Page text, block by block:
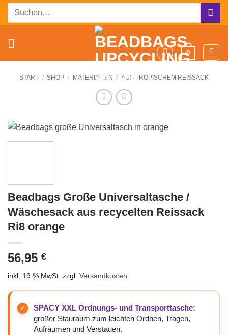
ZumSuchen
0
START / SHOP / MATERIALIEN / AUS TROPISCHEM REISSACK
Beadbags Große Universaltasche /
Wäschesack aus recycelten Reissack
Ri8 orange
56,95 €
inkl. 19 % MwSt. zzgl. Versandkosten
SPACY XXL Ordnungs- und Transporttasche:
großer Stauraum zum leichten Ordnen, Tragen,
Aufräumen und Verstauen.